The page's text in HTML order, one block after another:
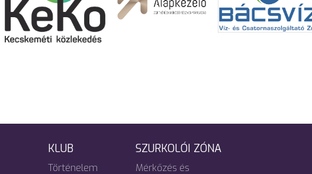
KLUB
Történelem
SZURKOLÓI ZÓNA
Mérkőzés és